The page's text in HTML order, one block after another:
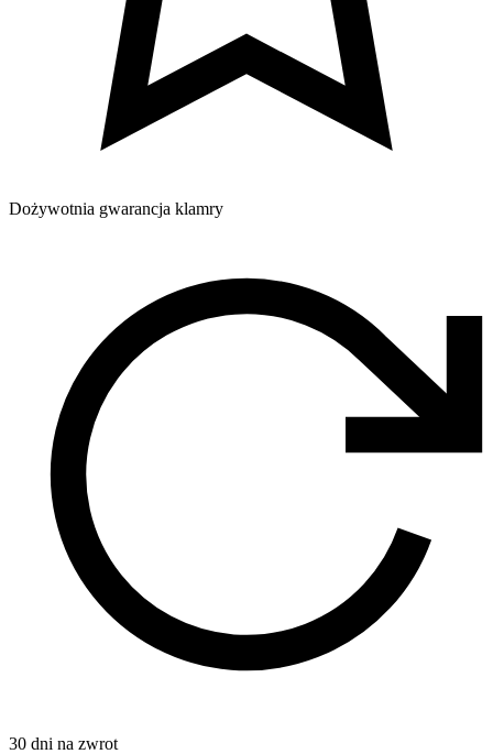
Dożywotnia gwarancja klamry
30 dni na zwrot